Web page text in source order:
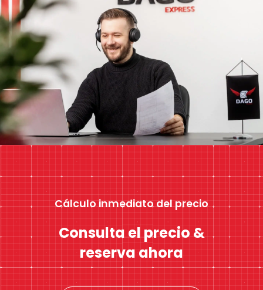
Cálculo inmediato del precio